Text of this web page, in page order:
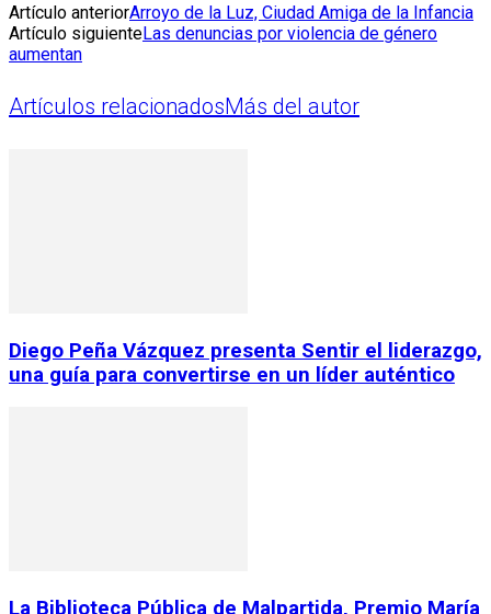
Artículo anteriorArroyo de la Luz, Ciudad Amiga de la Infancia
Artículo siguienteLas denuncias por violencia de género
aumentan
Artículos relacionadosMás del autor
Diego Peña Vázquez presenta Sentir el liderazgo,
una guía para convertirse en un líder auténtico
La Biblioteca Pública de Malpartida, Premio María